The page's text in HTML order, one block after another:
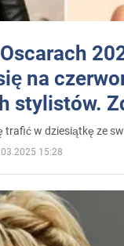
na
stylistów.
trafić w dziesiątkę ze
15:28